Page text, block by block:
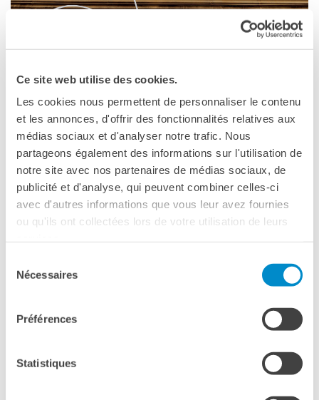
Ce site web utilise des cookies.
Les cookies nous permettent de personnaliser le contenu
et les annonces, d'offrir des fonctionnalités relatives aux
médias sociaux et d'analyser notre trafic. Nous
partageons également des informations sur l'utilisation de
notre site avec nos partenaires de médias sociaux, de
publicité et d'analyse, qui peuvent combiner celles-ci
avec d'autres informations que vous leur avez fournies
ou qu'ils ont collectées lors de votre utilisation de leurs
Nécessaires
Préférences
Statistiques
ARCHIVIO
Les Classes Découverte
Le chiavi della città
Ma classe au cinéma
BIBLIOTECA MEDIATECA
Catalogo online
Culturethèque
Salon de lecture (online)
20 ottobre, 17:00
Institut français Firenze
Palazzo Lenzi, Piazza Ognissanti, 2
Firenze
Telefono +39 055 2718801
Fax firenze@institutfrancais.it
Vedere la mappa
I Martedì del Cherubini: La
a Palazzo Lenzi
collaborazione tra l’Institut français Firenze e il